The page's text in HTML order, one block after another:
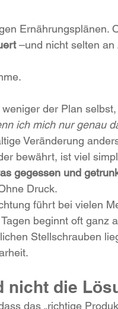
Ernährungsplänen.
–und nicht selten an
der Plan
ich mich nur genau
Veränderung
bewährt, ist viel
gegessen und
Druck.
führt bei vielen
beginnt oft ganz
Stellschrauben
nicht die
das „richtige